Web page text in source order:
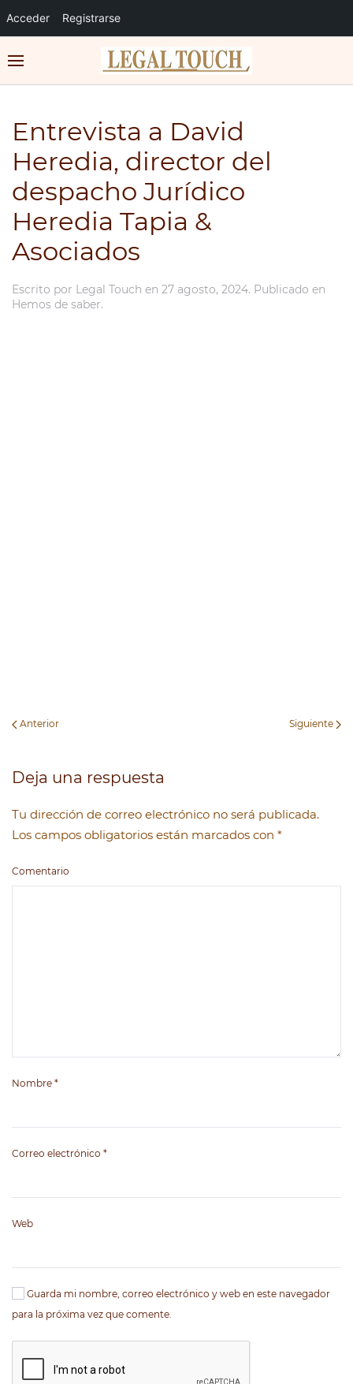
Acceder Registrarse
Entrevista a David
Heredia, director del
despacho Jurídico
Heredia Tapia &
Asociados
Escrito por Legal Touch en 27 agosto, 2024. Publicado en
Hemos de saber.
Anterior Siguiente
Deja una respuesta
Tu dirección de correo electrónico no será publicada.
Los campos obligatorios están marcados con *
Comentario
Nombre *
Correo electrónico *
Web
Guarda mi nombre, correo electrónico y web en este navegador
para la próxima vez que comente.